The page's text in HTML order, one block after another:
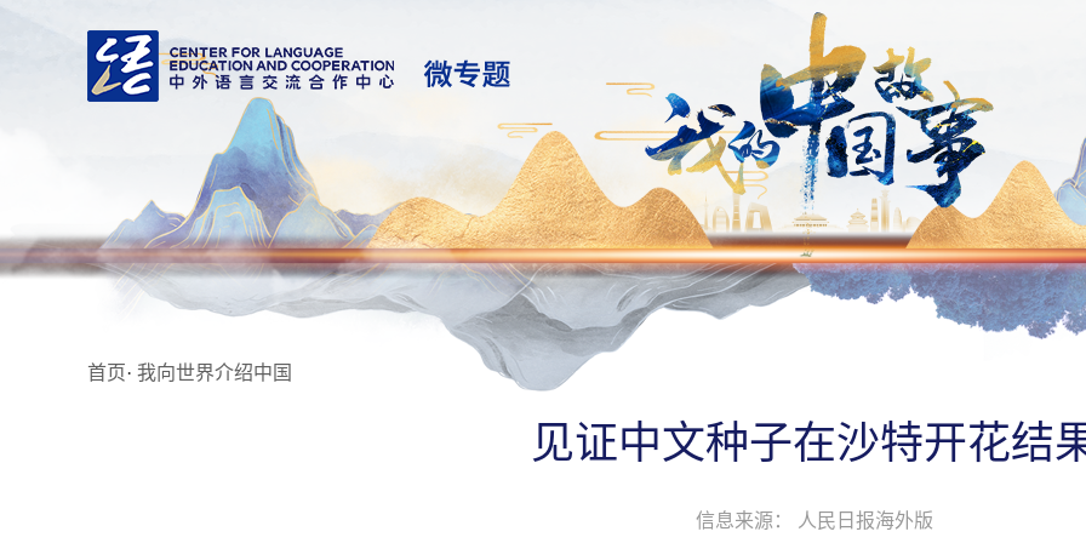
首页· 我向世界介绍中国
见证中文种子在沙特开花结
信息来源： 人民日报海外版